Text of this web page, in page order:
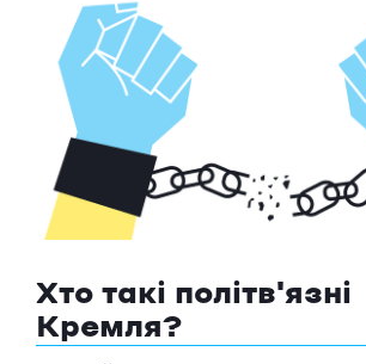
Хто такі політв'язні
Кремля?